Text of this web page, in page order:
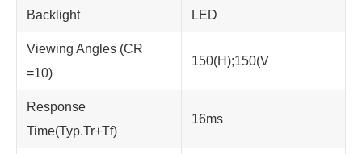
Backlight LED
Viewing Angles (CR
=10)
150(H);150(V
Response
Time(Typ.Tr+Tf)
16ms